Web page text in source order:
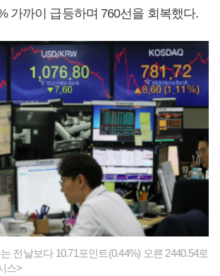
가까이 급등하며 760선을 회복했다.
전날보다 10.71포인트(0.44%) 오른 2440.54로
스>